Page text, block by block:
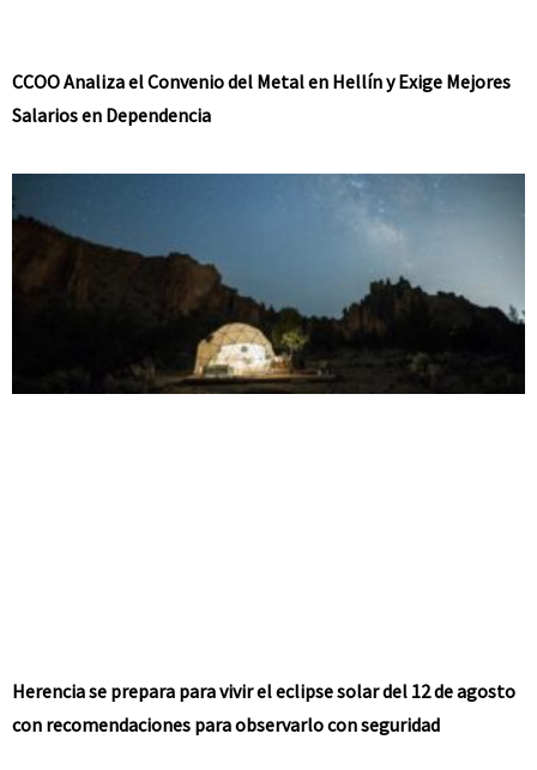
CCOO Analiza el Convenio del Metal en Hellín y Exige Mejores
Salarios en Dependencia
Herencia se prepara para vivir el eclipse solar del 12 de agosto
con recomendaciones para observarlo con seguridad